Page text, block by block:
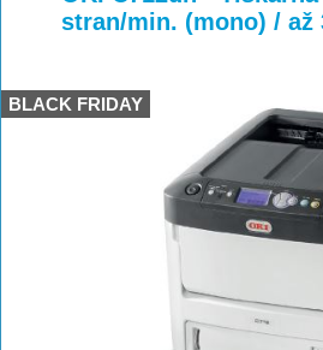
>
stran/min. (mono) / až
BLACK FRIDAY